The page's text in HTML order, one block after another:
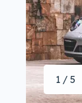
1 / 5